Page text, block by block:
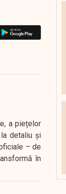
a piețelor
detaliu și
– de
în